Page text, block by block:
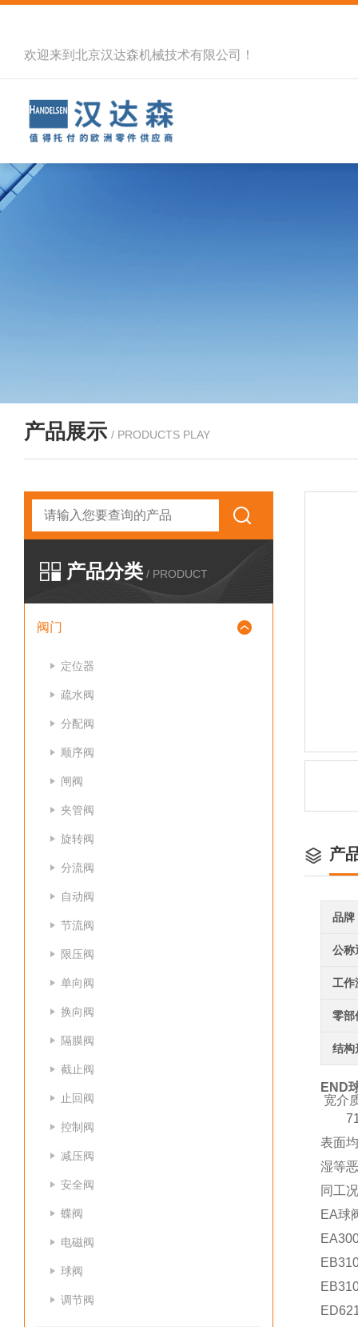
欢迎来到北京汉达森机械技术有限公司！
产品展示 / PRODUCTS PLAY
产品分类 / PRODUCT
阀门
定位器
疏水阀
分配阀
顺序阀
闸阀
夹管阀
旋转阀
分流阀
自动阀
节流阀
限压阀
单向阀
换向阀
隔膜阀
截止阀
止回阀
控制阀
减压阀
安全阀
蝶阀
电磁阀
球阀
调节阀
产
品牌
公称
工作
零部
结构
END
宽介
表面
湿等
同工
EA球